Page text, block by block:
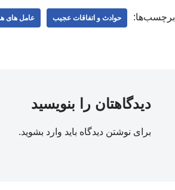
برچسب‌ها: حوادث و اتفاقات عجیب عامل‌ های
دیدگاهتان را بنویسید
برای نوشتن دیدگاه باید وارد بشوید.